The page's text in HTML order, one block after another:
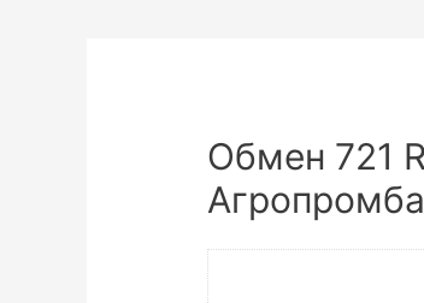
Обмен 721